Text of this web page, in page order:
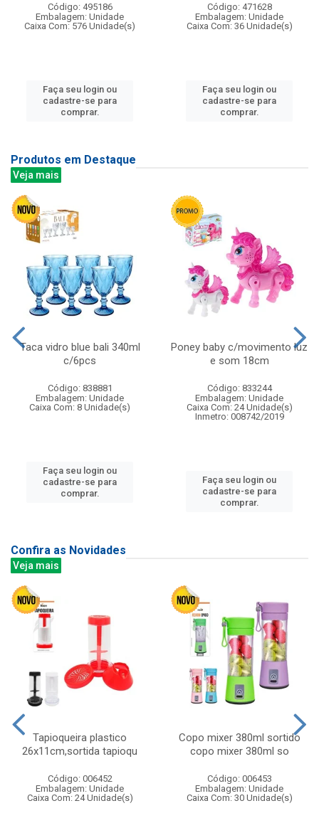
Código: 495186
Embalagem: Unidade
Caixa Com: 576 Unidade(s)
Faça seu login ou
cadastre-se para
comprar.
Código: 471628
Embalagem: Unidade
Caixa Com: 36 Unidade(s)
Faça seu login ou
cadastre-se para
comprar.
Produtos em Destaque
Veja mais
Taca vidro blue bali 340ml
c/6pcs
Código: 838881
Embalagem: Unidade
Caixa Com: 8 Unidade(s)
Faça seu login ou
cadastre-se para
comprar.
Poney baby c/movimento luz
e som 18cm
Código: 833244
Embalagem: Unidade
Caixa Com: 24 Unidade(s)
Inmetro: 008742/2019
Faça seu login ou
cadastre-se para
comprar.
Confira as Novidades
Veja mais
Tapioqueira plastico
26x11cm,sortida tapioqu
Código: 006452
Embalagem: Unidade
Caixa Com: 24 Unidade(s)
Copo mixer 380ml sortido
copo mixer 380ml so
Código: 006453
Embalagem: Unidade
Caixa Com: 30 Unidade(s)